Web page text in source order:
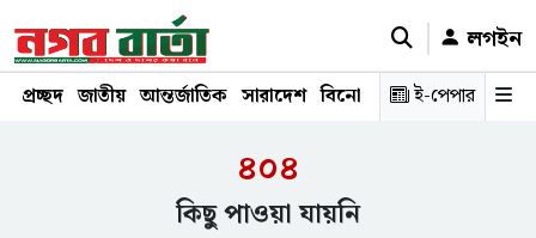
লগইন
প্রচ্ছদ জাতীয় আন্তর্জাতিক সারাদেশ বিনোদন রাজনীতি স্বাস্থ্য
ই-পেপার
৪০৪
কিছু পাওয়া যায়নি